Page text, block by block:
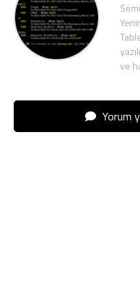
ve
Yorum